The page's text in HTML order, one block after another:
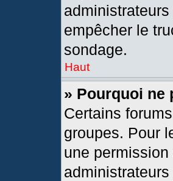
empêcher le
sondage.
Haut
» Pourquoi ne
Certains
groupes. Pour
une